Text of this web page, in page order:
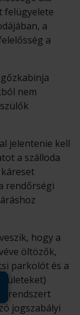
felügyelete
a
a
nem
jelentenie kell
a szálloda
rendőrségi
hogy a
öltözők,
parkolót és a
jogszabályi